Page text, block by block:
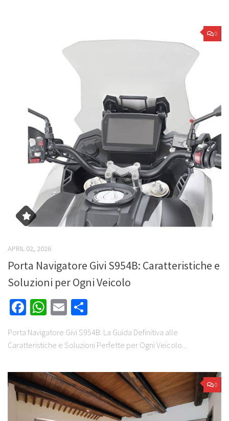
0
APRIL 02, 2026
Porta Navigatore Givi S954B: Caratteristiche e
Soluzioni per Ogni Veicolo
Facebook
WhatsApp
Email
Porta Navigatore Givi S954B: La Guida Definitiva alle
Caratteristiche e Soluzioni Perfette per Ogni Veicolo...
0